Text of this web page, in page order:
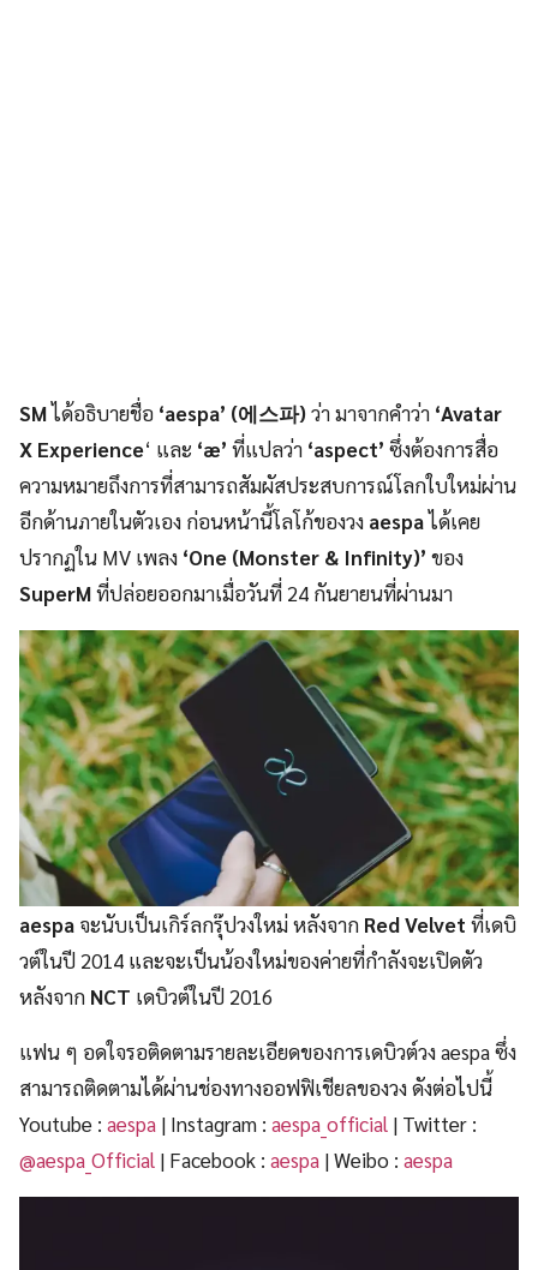
SMได้อธิบายชื่อ ‘aespa’ (에스파)ว่า มาจากคำว่า ‘Avatar
X Experience‘ และ ‘æ’ ที่แปลว่า ‘aspect’ ซึ่งต้องการสื่อ
ความหมายถึงการที่สามารถสัมผัสประสบการณ์โลกใบใหม่ผ่าน
อีกด้านภายในตัวเอง ก่อนหน้านี้โลโก้ของวง aespaได้เคย
ปรากฏใน MV เพลง ‘One (Monster & Infinity)’ ของ
SuperMที่ปล่อยออกมาเมื่อวันที่ 24 กันยายนที่ผ่านมา
aespa จะนับเป็นเกิร์ลกรุ๊ปวงใหม่ หลังจาก Red Velvet ที่เดบิ
วต์ในปี 2014 และจะเป็นน้องใหม่ของค่ายที่กำลังจะเปิดตัว
หลังจาก NCT เดบิวต์ในปี 2016
แฟน ๆ อดใจรอติดตามรายละเอียดของการเดบิวต์วง aespa ซึ่ง
สามารถติดตามได้ผ่านช่องทางออฟฟิเชียลของวง ดังต่อไปนี้
Youtube : aespa | Instagram : aespa_official | Twitter :
@aespa_Official | Facebook : aespa | Weibo : aespa